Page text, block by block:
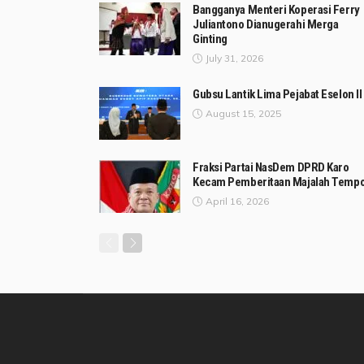
Bangganya Menteri Koperasi Ferry
Juliantono Dianugerahi Merga
Ginting
July 31, 2026
Gubsu Lantik Lima Pejabat Eselon II
August 15, 2025
Fraksi Partai NasDem DPRD Karo
Kecam Pemberitaan Majalah
April 16, 2026